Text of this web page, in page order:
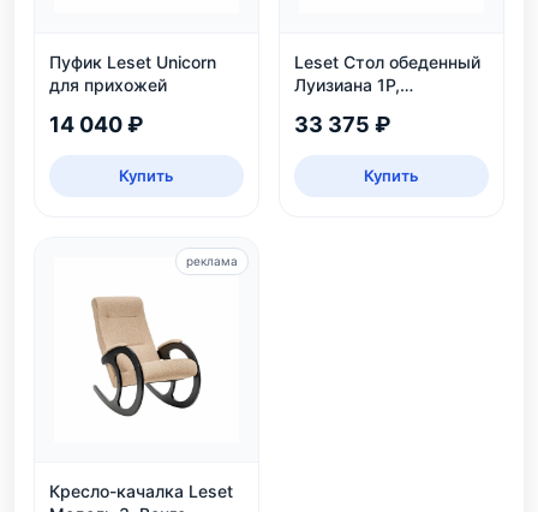
Пуфик Leset Unicorn
для прихожей
14 040 ₽
Купить
Leset Стол обеденный
Луизиана 1Р,
33 375 ₽
Купить
Кресло-качалка Leset
реклама